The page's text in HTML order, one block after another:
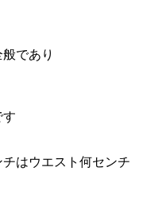
であり
す
チはウエスト何センチ